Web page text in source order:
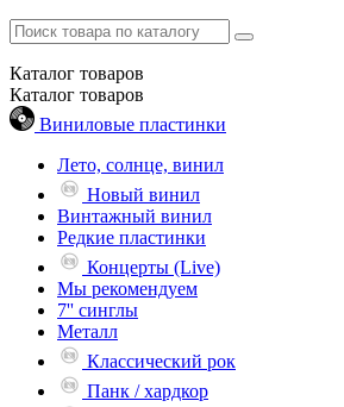
Каталог товаров
Каталог товаров
Виниловые пластинки
Лето, солнце, винил
Новый винил
Винтажный винил
Редкие пластинки
Концерты (Live)
Мы рекомендуем
7'' синглы
Металл
Классический рок
Панк / хардкор